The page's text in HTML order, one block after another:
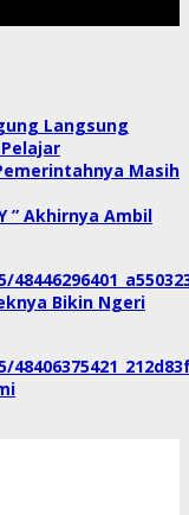
Langsung
Masih
” Akhirnya Ambil
Bikin Ngeri